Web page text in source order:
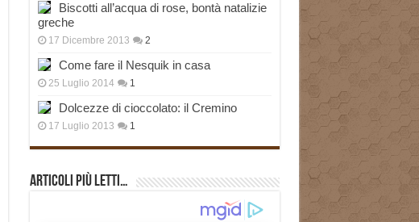
Biscotti all’acqua di rose, bontà natalizie
greche
17 Dicembre 2013 2
Come fare il Nesquik in casa
25 Luglio 2014 1
Dolcezze di cioccolato: il Cremino
17 Luglio 2013 1
Articoli più Letti…